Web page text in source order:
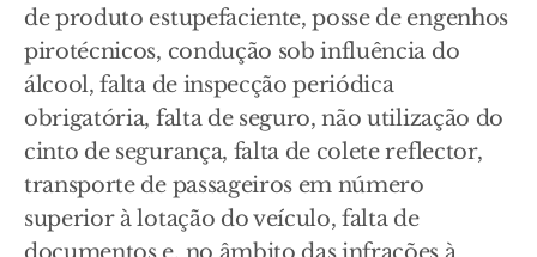
de produto estupefaciente, posse de engenhos
pirotécnicos, condução sob influência do
álcool, falta de inspecção periódica
obrigatória, falta de seguro, não utilização do
cinto de segurança, falta de colete reflector,
transporte de passageiros em número
superior à lotação do veículo, falta de